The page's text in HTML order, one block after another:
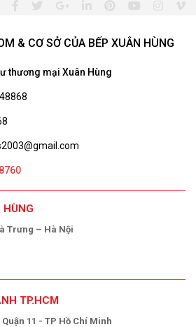
& CƠ SỞ CỦA BẾP XUÂN HÙNG
thương mại Xuân Hùng
HÙNG
Trưng – Hà Nội
TP.HCM
11 - TP Hồ Chí Minh